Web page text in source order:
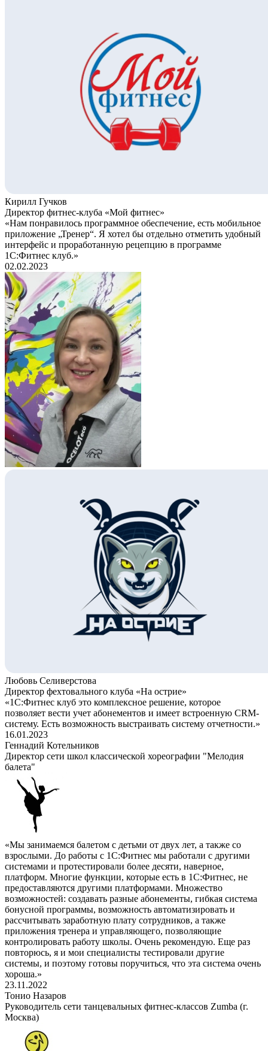
Кирилл Гучков
Директор фитнес-клуба «Мой фитнес»
«Нам понравилось программное обеспечение, есть мобильное
приложение „Тренер“. Я хотел бы отдельно отметить удобный
интерфейс и проработанную рецепцию в программе
1С:Фитнес клуб.»
02.02.2023
Любовь Селиверстова
Директор фехтовального клуба «На острие»
«1С:Фитнес клуб это комплексное решение, которое
позволяет вести учет абонементов и имеет встроенную CRM-
систему. Есть возможность выстраивать систему отчетности.»
16.01.2023
Геннадий Котельников
Директор сети школ классической хореографии "Мелодия
балета"
«Мы занимаемся балетом с детьми от двух лет, а также со
взрослыми. До работы с 1С:Фитнес мы работали с другими
системами и протестировали более десяти, наверное,
платформ. Многие функции, которые есть в 1С:Фитнес, не
предоставляются другими платформами. Множество
возможностей: создавать разные абонементы, гибкая система
бонусной программы, возможность автоматизировать и
рассчитывать заработную плату сотрудников, а также
приложения тренера и управляющего, позволяющие
контролировать работу школы. Очень рекомендую. Еще раз
повторюсь, я и мои специалисты тестировали другие
системы, и поэтому готовы поручиться, что эта система очень
хороша.»
23.11.2022
Тонио Назаров
Руководитель сети танцевальных фитнес-классов Zumba (г.
Москва)